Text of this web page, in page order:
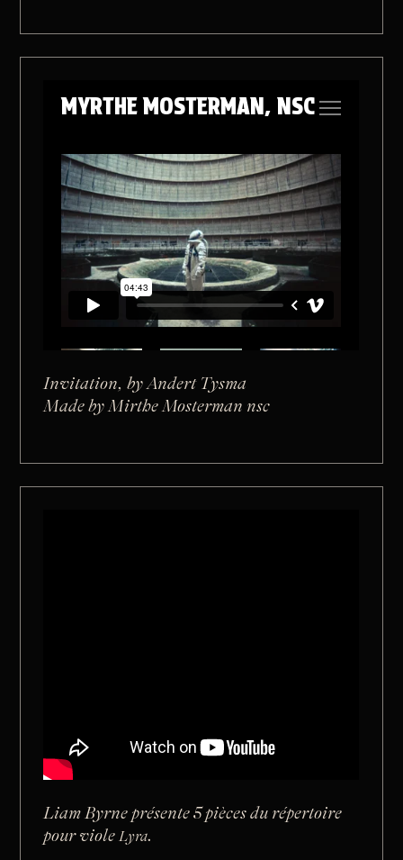
Invitation, by Andert Tysma
Made by Mirthe Mosterman nsc
Liam Byrne présente 5 pièces du répertoire
pour violeLyra.